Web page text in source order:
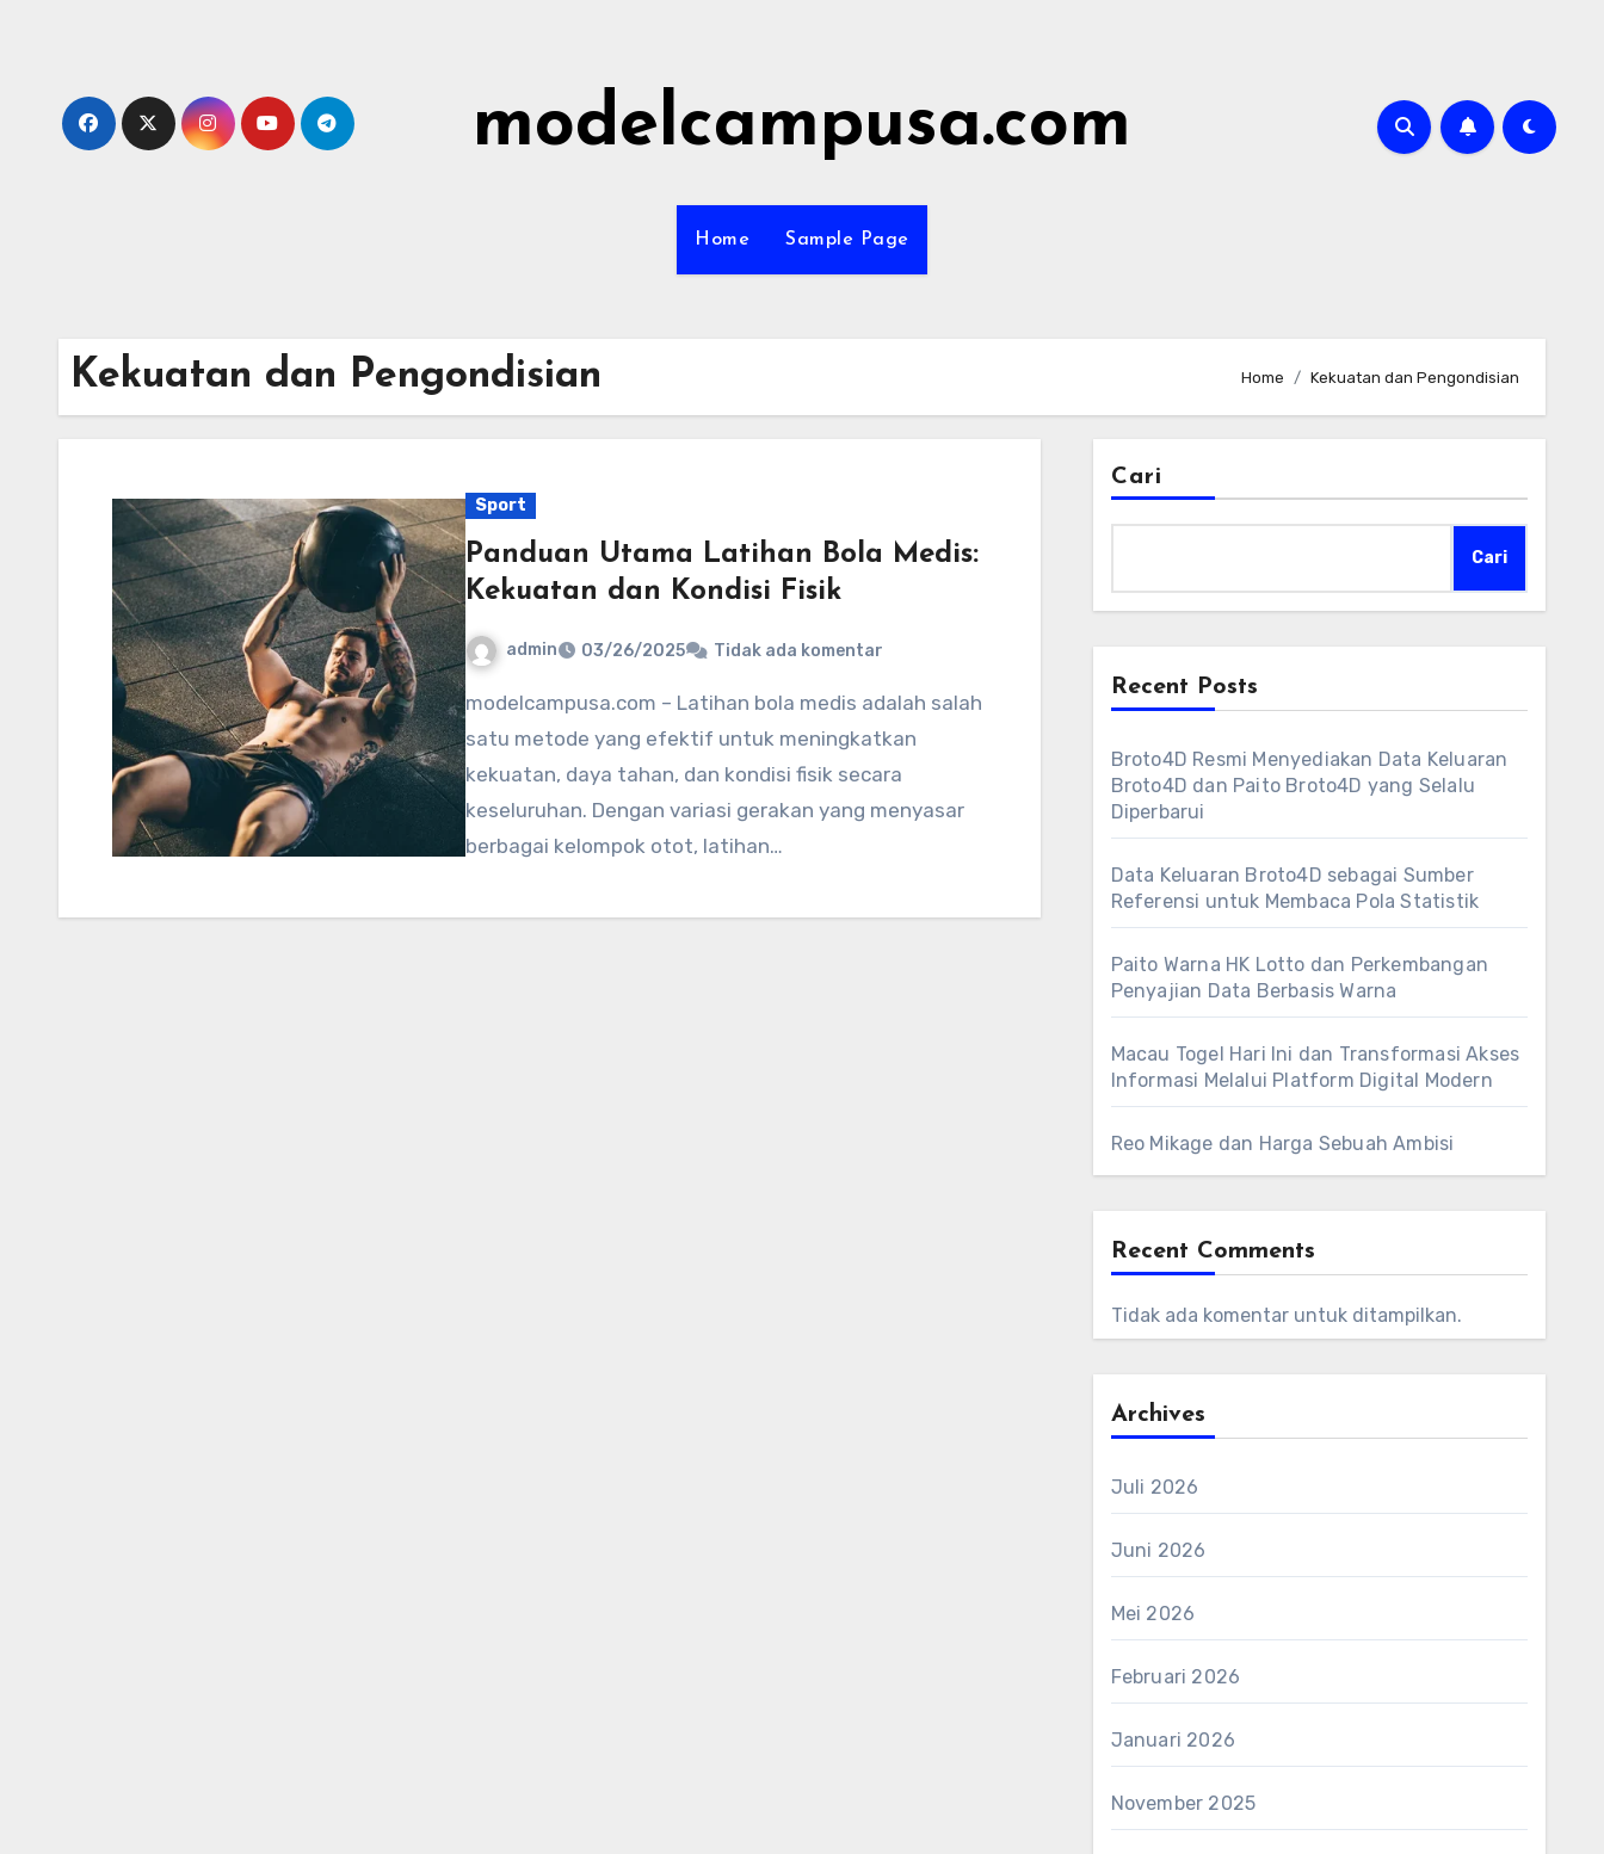
modelcampusa.com
Home Sample Page
Kekuatan dan Pengondisian Home Kekuatan dan Pengondisian
Sport
Panduan Utama Latihan Bola Medis:
Kekuatan dan Kondisi Fisik
admin 03/26/2025 Tidak ada komentar
modelcampusa.com – Latihan bola medis adalah salah
satu metode yang efektif untuk meningkatkan
kekuatan, daya tahan, dan kondisi fisik secara
keseluruhan. Dengan variasi gerakan yang menyasar
berbagai kelompok otot, latihan…
Cari
Cari
Recent Posts
Broto4D Resmi Menyediakan Data Keluaran
Broto4D dan Paito Broto4D yang Selalu
Diperbarui
Data Keluaran Broto4D sebagai Sumber
Referensi untuk Membaca Pola Statistik
Paito Warna HK Lotto dan Perkembangan
Penyajian Data Berbasis Warna
Macau Togel Hari Ini dan Transformasi Akses
Informasi Melalui Platform Digital Modern
Reo Mikage dan Harga Sebuah Ambisi
Recent Comments
Tidak ada komentar untuk ditampilkan.
Archives
Juli 2026
Juni 2026
Mei 2026
Februari 2026
Januari 2026
November 2025